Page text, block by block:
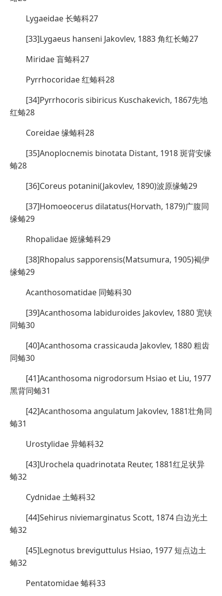
Lygaeidae 长蝽科27
[33]Lygaeus hanseni Jakovlev, 1883 角红长蝽27
Miridae 盲蝽科27
Pyrrhocoridae 红蝽科28
[34]Pyrrhocoris sibiricus Kuschakevich, 1867先地
红蝽28
Coreidae 缘蝽科28
[35]Anoplocnemis binotata Distant, 1918 斑背安缘
蝽28
[36]Coreus potanini(Jakovlev, 1890)波原缘蝽29
[37]Homoeocerus dilatatus(Horvath, 1879)广腹同
缘蝽29
Rhopalidae 姬缘蝽科29
[38]Rhopalus sapporensis(Matsumura, 1905)褐伊
缘蝽29
Acanthosomatidae 同蝽科30
[39]Acanthosoma labiduroides Jakovlev, 1880 宽铗
同蝽30
[40]Acanthosoma crassicauda Jakovlev, 1880 粗齿
同蝽30
[41]Acanthosoma nigrodorsum Hsiao et Liu, 1977
黑背同蝽31
[42]Acanthosoma angulatum Jakovlev, 1881壮角同
蝽31
Urostylidae 异蝽科32
[43]Urochela quadrinotata Reuter, 1881红足状异
蝽32
Cydnidae 土蝽科32
[44]Sehirus niviemarginatus Scott, 1874 白边光土
蝽32
[45]Legnotus breviguttulus Hsiao, 1977 短点边土
蝽32
Pentatomidae 蝽科33